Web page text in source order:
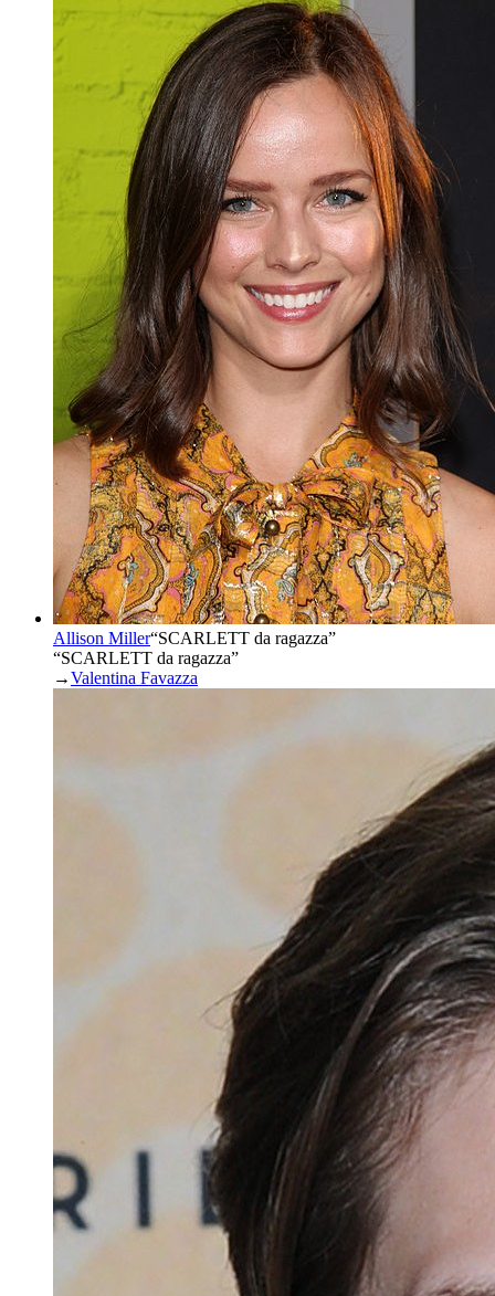
Allison Miller“SCARLETT da ragazza”
“SCARLETT da ragazza”
→Valentina Favazza